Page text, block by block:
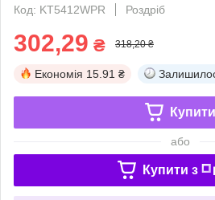
Код: KT5412WPR
Роздріб
302,29 ₴ 318,20 ₴
Економія 15.91 ₴
Купити
або
Купити з